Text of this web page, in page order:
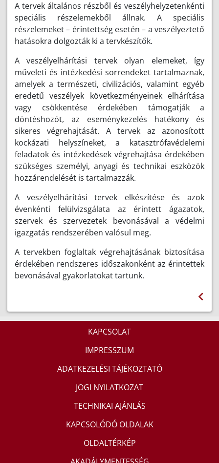
A tervek általános részből és veszélyhelyzetenkénti
speciális részelemekből állnak. A speciális
részelemeket – érintettség esetén – a veszélyeztető
hatásokra dolgozták ki a tervkészítők.
A veszélyelhárítási tervek olyan elemeket, így
műveleti és intézkedési sorrendeket tartalmaznak,
amelyek a természeti, civilizációs, valamint egyéb
eredetű veszélyek következményeinek elhárítása
vagy csökkentése érdekében támogatják a
döntéshozót, az eseménykezelés hatékony és
sikeres végrehajtását. A tervek az azonosított
kockázati helyszíneket, a katasztrófavédelemi
feladatok és intézkedések végrehajtása érdekében
szükséges személyi, anyagi és technikai eszközök
hozzárendelését is tartalmazzák.
A veszélyelhárítási tervek elkészítése és azok
évenkénti felülvizsgálata az érintett ágazatok,
szervek és szervezetek bevonásával a védelmi
igazgatás rendszerében valósul meg.
A tervekben foglaltak végrehajtásának biztosítása
érdekében rendszeres időszakonként az érintettek
bevonásával gyakorlatokat tartunk.
KAPCSOLAT
IMPRESSZUM
ADATKEZELÉSI TÁJÉKOZTATÓ
JOGI NYILATKOZAT
TECHNIKAI AJÁNLÁS
KAPCSOLÓDÓ OLDALAK
OLDALTÉRKÉP